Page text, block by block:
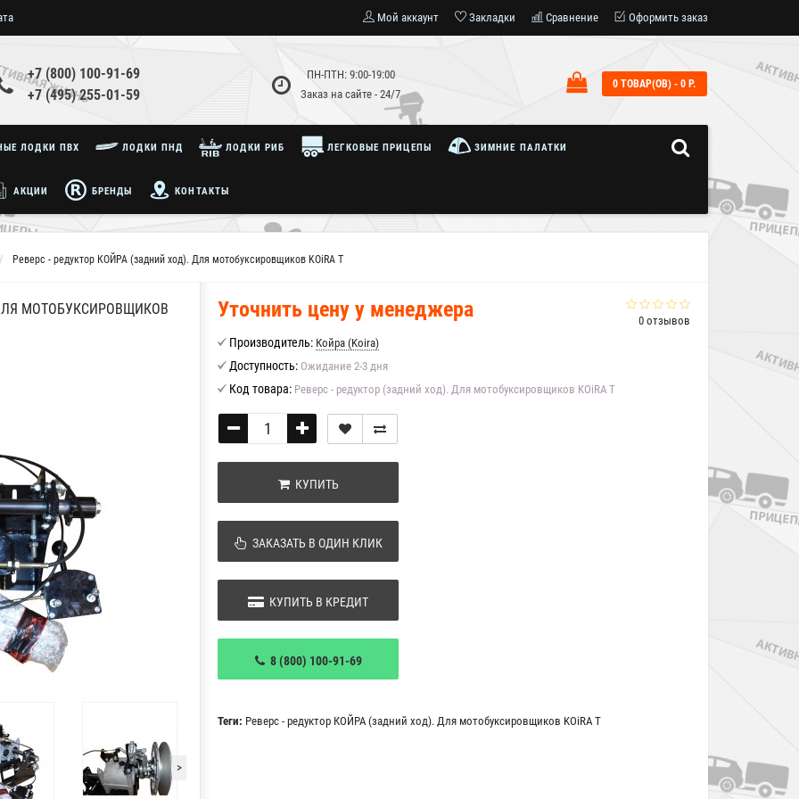
Мой аккаунт Закладки Сравнение Оформить заказ
+7 (800) 100-91-69
+7 (495) 255-01-59
ПН-ПТН: 9:00-19:00
Заказ на сайте - 24/7
0 ТОВАР(ОВ) - 0 Р.
ЛОДКИ ПВХ ЛОДКИ ПНД ЛОДКИ РИБ ЛЕГКОВЫЕ ПРИЦЕПЫ ЗИМНИЕ ПАЛАТКИ
АКЦИИ БРЕНДЫ КОНТАКТЫ
Реверс - редуктор КОЙРА (задний ход). Для мотобуксировщиков KOiRA T
МОТОБУКСИРОВЩИКОВ
>
0 отзывов
Уточнить цену у менеджера
Производитель: Койра (Koira)
Доступность: Ожидание 2-3 дня
Код товара: Реверс - редуктор (задний ход). Для мотобуксировщиков KOiRA T
КУПИТЬ
ЗАКАЗАТЬ В ОДИН КЛИК
КУПИТЬ В КРЕДИТ
8 (800) 100-91-69
Теги: Реверс - редуктор КОЙРА (задний ход). Для мотобуксировщиков KOiRA T